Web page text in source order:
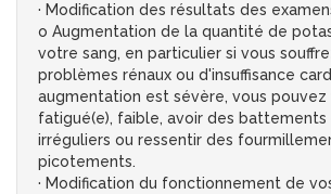
· Modification des résultats des
o Augmentation de la quantité de
votre sang, en particulier si vous
problèmes rénaux ou d'insuffisance
augmentation est sévère, vous pouvez
fatigué(e), faible, avoir des
irréguliers ou ressentir des
picotements.
· Modification du fonctionnement de